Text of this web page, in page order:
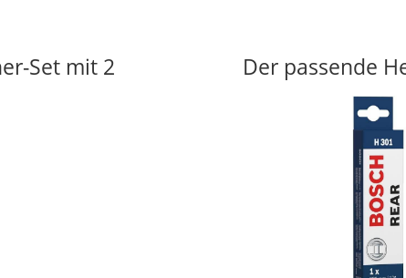
Set mit 2
Der passende